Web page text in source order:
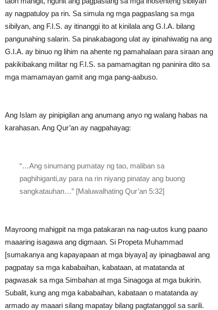
ay nagpatuloy pa rin. Sa simula ng mga pagpaslang sa mga
sibilyan, ang F.I.S. ay itinanggi ito at kinilala ang G.I.A. bilang
pangunahing salarin. Sa pinakabagong ulat ay ipinahiwatig na ang
G.I.A. ay binuo ng lihim na ahente ng pamahalaan para siraan ang
pakikibakang militar ng F.I.S. sa pamamagitan ng paninira dito sa
mga mamamayan gamit ang mga pang-aabuso.
Ang Islam ay pinipigilan ang anumang anyo ng walang habas na
karahasan. Ang Qur’an ay nagpahayag:
“…Ang sinumang pumatay ng tao, maliban sa
paghihiganti,ay para na rin niyang pinatay ang buong
sangkatauhan…” [Maluwalhating Qur’an 5:32]
Mayroong mahigpit na mga patakaran na nag-uutos kung paano
maaaring isagawa ang digmaan. Si Propeta Muhammad
[sumakanya ang kapayapaan at mga biyaya] ay ipinagbawal ang
pagpatay sa mga kababaihan, kabataan, at matatanda at
pagwasak sa mga Simbahan at mga Sinagoga at mga bukirin.
Subalit, kung ang mga kababaihan, kabataan o matatanda ay
armado ay maaari silang mapatay bilang pagtatanggol sa sarili.